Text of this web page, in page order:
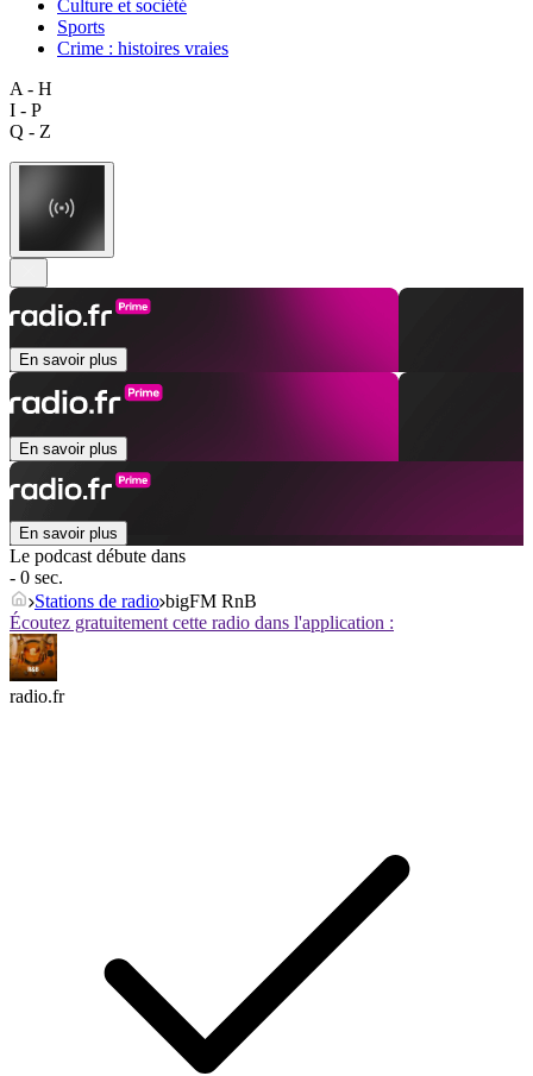
Culture et société
Sports
Crime : histoires vraies
A - H
I - P
Q - Z
En savoir plus
En savoir plus
En savoir plus
Le podcast débute dans
- 0 sec.
Stations de radio bigFM RnB
Écoutez gratuitement cette radio dans l'application :
radio.fr